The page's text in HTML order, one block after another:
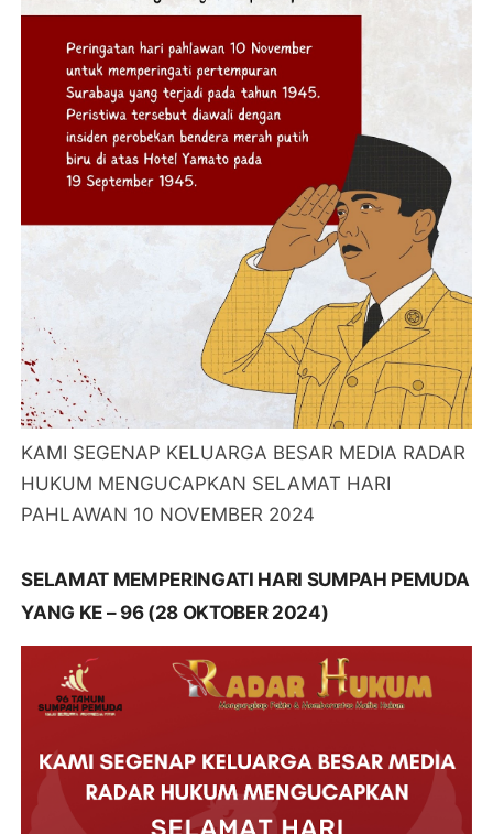
KAMI SEGENAP KELUARGA BESAR MEDIA RADAR
HUKUM MENGUCAPKAN SELAMAT HARI
PAHLAWAN 10 NOVEMBER 2024
SELAMAT MEMPERINGATI HARI SUMPAH PEMUDA
YANG KE – 96 (28 OKTOBER 2024)